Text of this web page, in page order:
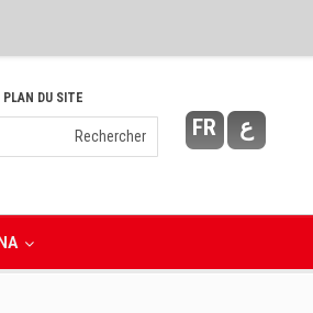
FR ع
| PLAN DU SITE